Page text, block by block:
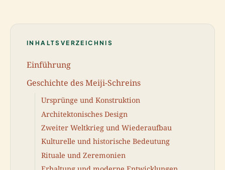
INHALTSVERZEICHNIS
Einführung
Geschichte des Meiji-Schreins
Ursprünge und Konstruktion
Architektonisches Design
Zweiter Weltkrieg und Wiederaufbau
Kulturelle und historische Bedeutung
Rituale und Zeremonien